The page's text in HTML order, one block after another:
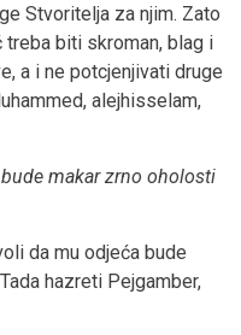
Stvoritelja za njim. Zato
treba biti skroman, blag i
a i ne potcjenjivati druge
alejhisselam,
makar zrno oholosti
da mu odjeća bude
hazreti Pejgamber,